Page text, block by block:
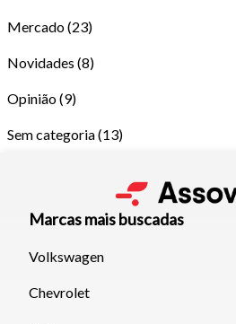
Tamanho do texto
Para aumentar ou diminuir a fonte
atalhos Ctrl+ (para aumentar) e
Mercado(23)
Novidades (8)
Opinião(9)
Sem categoria(13)
Marcas mais buscadas
Volkswagen
Chevrolet